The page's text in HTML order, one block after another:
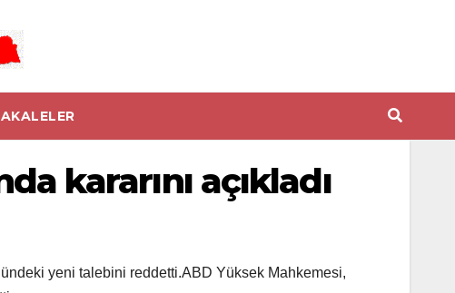
kararını açıkladı
yeni talebini reddetti.ABD Yüksek Mahkemesi,